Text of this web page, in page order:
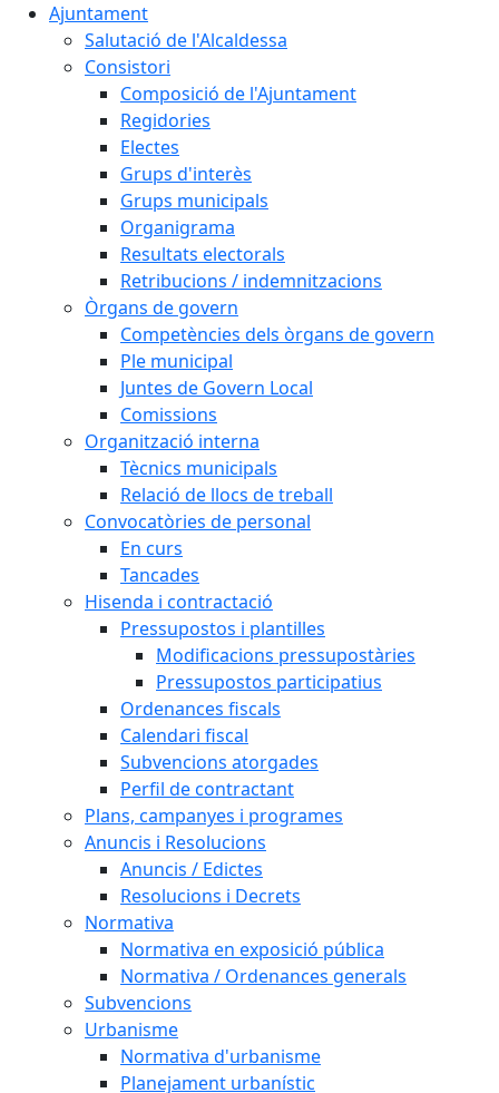
Ajuntament
Salutació de l'Alcaldessa
Consistori
Composició de l'Ajuntament
Regidories
Electes
Grups d'interès
Grups municipals
Organigrama
Resultats electorals
Retribucions / indemnitzacions
Òrgans de govern
Competències dels òrgans de govern
Ple municipal
Juntes de Govern Local
Comissions
Organització interna
Tècnics municipals
Relació de llocs de treball
Convocatòries de personal
En curs
Tancades
Hisenda i contractació
Pressupostos i plantilles
Modificacions pressupostàries
Pressupostos participatius
Ordenances fiscals
Calendari fiscal
Subvencions atorgades
Perfil de contractant
Plans, campanyes i programes
Anuncis i Resolucions
Anuncis / Edictes
Resolucions i Decrets
Normativa
Normativa en exposició pública
Normativa / Ordenances generals
Subvencions
Urbanisme
Normativa d'urbanisme
Planejament urbanístic